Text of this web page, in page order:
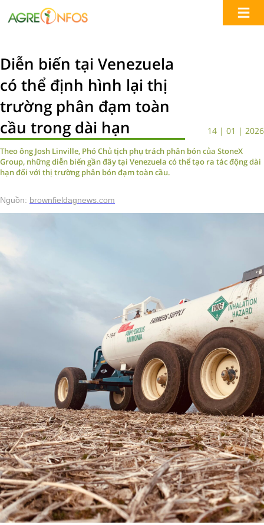
Diễn biến tại Venezuela
có thể định hình lại thị
trường phân đạm toàn
cầu trong dài hạn
14 | 01 | 2026
Theo ông Josh Linville, Phó Chủ tịch phụ trách phân bón của StoneX
Group, những diễn biến gần đây tại Venezuela có thể tạo ra tác động dài
hạn đối với thị trường phân bón đạm toàn cầu.
Nguồn: brownfieldagnews.com